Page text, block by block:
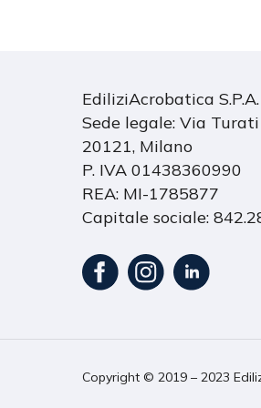
EdiliziAcrobatica S.P.A.
Sede legale: Via
20121, Milano
P. IVA 01438360990
REA: MI-1785877
Capitale sociale:
Copyright © 2019 – 2023